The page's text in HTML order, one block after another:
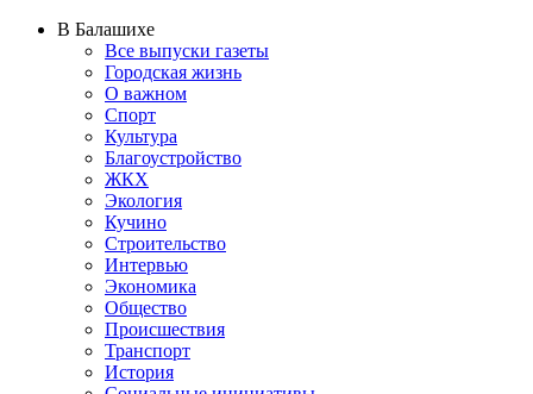
В Балашихе
Все выпуски газеты
Городская жизнь
О важном
Спорт
Культура
Благоустройство
ЖКХ
Экология
Кучино
Строительство
Интервью
Экономика
Общество
Происшествия
Транспорт
История